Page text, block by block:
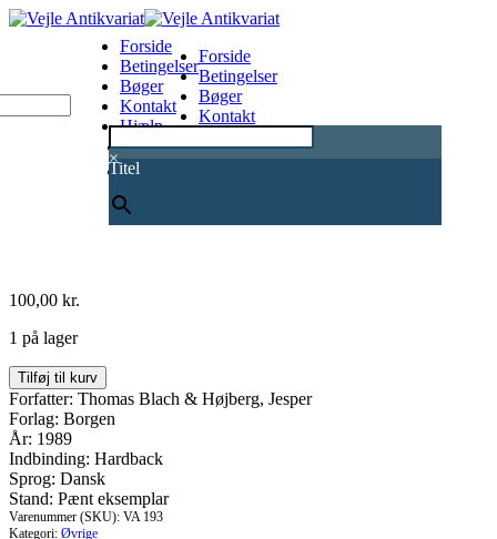
×
Titel
Forside
Betingelser
Bøger
Kontakt
Hjælp
0
Forside
Betingelser
Bøger
Kontakt
100,00 kr.
1 på lager
PR
håndbog
i
information
og
public
relations
antal
Tilføj til kurv
Forfatter: Thomas Blach & Højberg, Jesper
Forlag: Borgen
År: 1989
Indbinding: Hardback
Sprog: Dansk
Stand: Pænt eksemplar
Varenummer (SKU): VA 193
Kategori: Øvrige